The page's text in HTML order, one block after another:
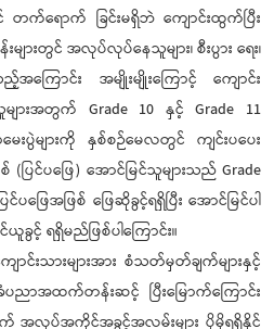
ရောက် ခြင်းမရှိဘဲ ကျောင်းထွက်ပြီး
များတွင် အလုပ်လုပ်နေသူများ၊ စီးပွား ရေး၊
ြောင်း အမျိုးမျိုးကြောင့် ကျောင်း
အတွက် Grade 10 နှင့် Grade 11
ေးပွဲများကို နှစ်စဉ်မေလတွင် ကျင်းပပေး
(ပြင်ပဖြေ) အောင်မြင်သူများသည် Grade
ဖြေအဖြစ် ဖြေဆိုခွင့်ရရှိပြီး အောင်မြင်ပါ
ရရှိမည်ဖြစ်ပါကြောင်း။
းသားများအား စံသတ်မှတ်ချက်များနှင့်
ပညာအထက်တန်းဆင့် ပြီးမြောက်ကြောင်း
လုပ်အကိုင်အခွင့်အလမ်းများ ပိုမိုရရှိနိုင်